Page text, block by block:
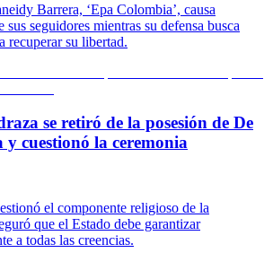
Barrera, ‘Epa Colombia’, causa
sus seguidores mientras su defensa busca
recuperar su libertad.
se retiró de la posesión de De
cuestionó la ceremonia
el componente religioso de la
que el Estado debe garantizar
a todas las creencias.